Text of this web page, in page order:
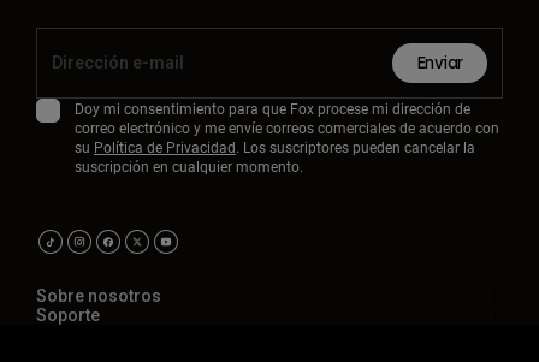
Enviar
Doy mi consentimiento para que Fox procese mi dirección de
correo electrónico y me envíe correos comerciales de acuerdo con
su Política de Privacidad. Los suscriptores pueden cancelar la
suscripción en cualquier momento.
Sobre nosotros
Soporte